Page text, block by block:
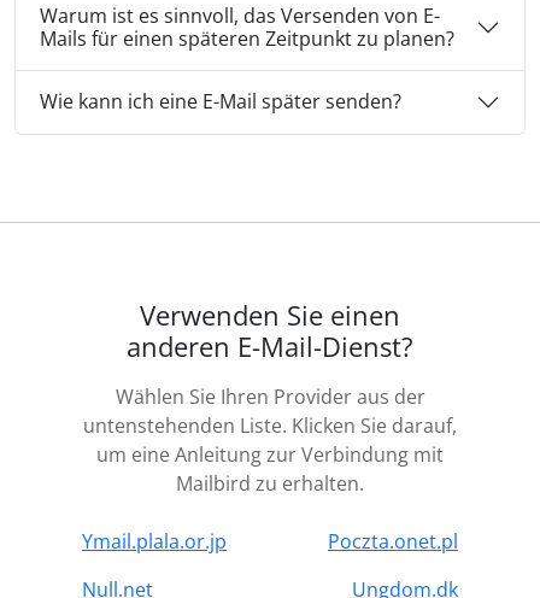
Warum ist es sinnvoll, das Versenden von E-
Mails für einen späteren Zeitpunkt zu planen?
Wie kann ich eine E-Mail später senden?
Verwenden Sie einen
anderen E-Mail-Dienst?
Wählen Sie Ihren Provider aus der
untenstehenden Liste. Klicken Sie darauf,
um eine Anleitung zur Verbindung mit
Mailbird zu erhalten.
Ymail.plala.or.jp
Poczta.onet.pl
Null.net
Ungdom.dk